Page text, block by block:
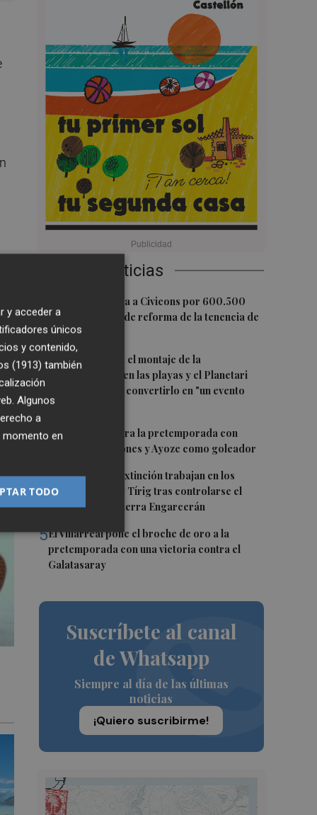
Últimas Noticias
1
Castelló adjudica a Civicons por 600.500
euros las obras de reforma de la tenencia de
alcaldía sur
2Castelló acelera el montaje de la
infraestructura en las playas y el Planetari
del eclipse para convertirlo en "un evento
histórico"
3 El Villarreal cierra la pretemporada con
buenas sensaciones y Ayoze como goleador
4Los medios de extinción trabajan en los
frentes de Catí y Tírig tras controlarse el
incendio de la Sierra Engarcerán
5El Villarreal pone el broche de oro a la
pretemporada con una victoria contra el
Galatasaray
Suscríbete al canal
de Whatsapp
Siempre al día de las últimas
noticias
¡Quiero suscribirme!
y acceder a
únicos
y contenido,
(1913) también
Algunos
a
momento en
TODO